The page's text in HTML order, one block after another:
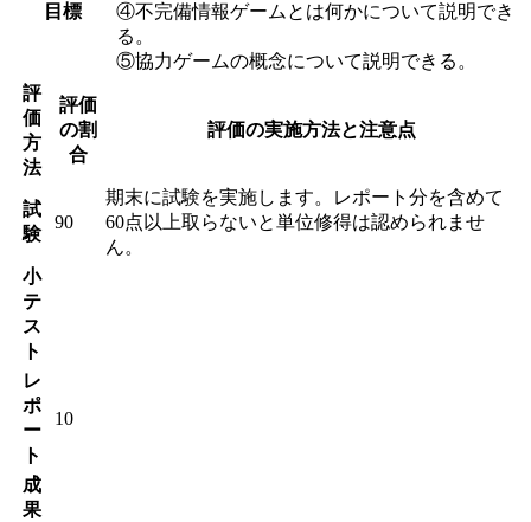
目標
④不完備情報ゲームとは何かについて説明でき
る。
⑤協力ゲームの概念について説明できる。
評
価
方
法
評価
の割
合
評価の実施方法と注意点
試
験
90
期末に試験を実施します。レポート分を含めて
60点以上取らないと単位修得は認められませ
ん。
小
テ
ス
ト
レ
ポ
ー
ト
10
成
果